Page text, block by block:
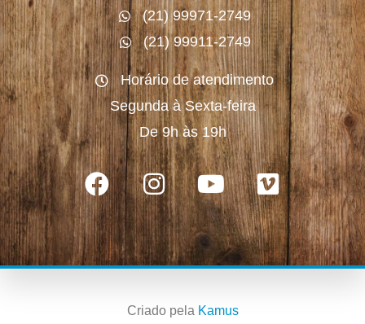
(21) 99971-2749
(21) 99911-2749
Horário de atendimento
Segunda à Sexta-feira
De 9h às 19h
Criado pela Kamus